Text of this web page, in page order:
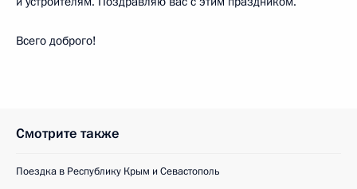
Всего доброго!
Смотрите также
Поездка в Республику Крым и Севастополь